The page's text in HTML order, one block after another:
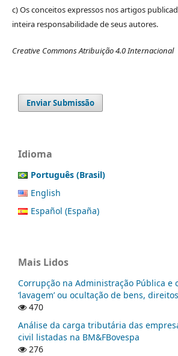
c) Os conceitos expressos nos artigos
inteira responsabilidade de seus autores.
Creative Commons Atribuição 4.0 Internacional
Enviar Submissão
Idioma
Português (Brasil)
English
Español (España)
Mais Lidos
Corrupção na Administração Pública e
‘lavagem’ ou ocultação de bens,
470
Análise da carga tributária das
civil listadas na BM&FBovespa
276